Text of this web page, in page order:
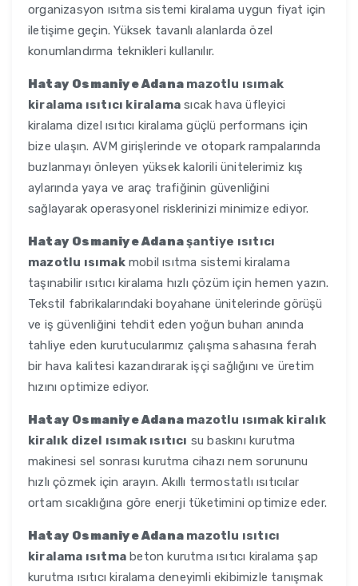
organizasyon ısıtma sistemi kiralama uygun fiyat için
iletişime geçin. Yüksek tavanlı alanlarda özel
konumlandırma teknikleri kullanılır.
Hatay Osmaniye Adana mazotlu ısımak
kiralama ısıtıcı kiralama sıcak hava üfleyici
kiralama dizel ısıtıcı kiralama güçlü performans için
bize ulaşın. AVM girişlerinde ve otopark rampalarında
buzlanmayı önleyen yüksek kalorili ünitelerimiz kış
aylarında yaya ve araç trafiğinin güvenliğini
sağlayarak operasyonel risklerinizi minimize ediyor.
Hatay Osmaniye Adanaşantiye ısıtıcı
mazotlu ısımakmobil ısıtma sistemi kiralama
taşınabilir ısıtıcı kiralama hızlı çözüm için hemen yazın.
Tekstil fabrikalarındaki boyahane ünitelerinde görüşü
ve iş güvenliğini tehdit eden yoğun buharı anında
tahliye eden kurutucularımız çalışma sahasına ferah
bir hava kalitesi kazandırarak işçi sağlığını ve üretim
hızını optimize ediyor.
Hatay Osmaniye Adana mazotlu ısımak kiralık
kiralık dizel ısımak ısıtıcı su baskını kurutma
makinesi sel sonrası kurutma cihazı nem sorununu
hızlı çözmek için arayın. Akıllı termostatlı ısıtıcılar
ortam sıcaklığına göre enerji tüketimini optimize eder.
Hatay Osmaniye Adana mazotlu ısıtıcı
kiralama ısıtma beton kurutma ısıtıcı kiralama şap
kurutma ısıtıcı kiralama deneyimli ekibimizle tanışmak